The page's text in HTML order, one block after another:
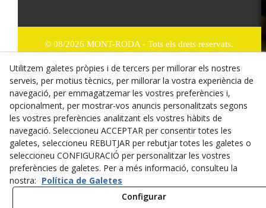
© 08/2026 MONT-RODA - Tots els drets reservats.
Política de Privacitat
Termes i condicions de compra
Dret de desistiment
Cookies
Mapa Web
Utilitzem galetes pròpies i de tercers per millorar els nostres
serveis, per motius tècnics, per millorar la vostra experiència de
navegació, per emmagatzemar les vostres preferències i,
opcionalment, per mostrar-vos anuncis personalitzats segons
les vostres preferències analitzant els vostres hàbits de
navegació. Seleccioneu ACCEPTAR per consentir totes les
galetes, seleccioneu REBUTJAR per rebutjar totes les galetes o
seleccioneu CONFIGURACIÓ per personalitzar les vostres
preferències de galetes. Per a més informació, consulteu la
nostra: Política de Galetes
Configurar